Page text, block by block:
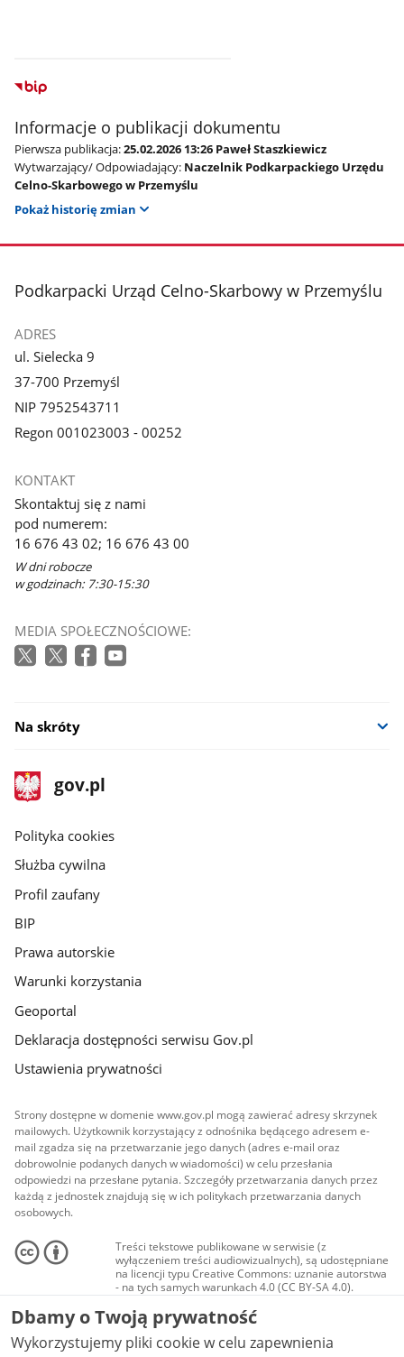
Informacje o publikacji dokumentu
Pierwsza publikacja:25.02.2026 13:26 Paweł Staszkiewicz
Wytwarzający/ Odpowiadający: Naczelnik Podkarpackiego Urzędu
Celno-Skarbowego w Przemyślu
Pokaż historię zmian
stopka
Podkarpacki Urząd Celno-Skarbowy w Przemyślu
ADRES
ul. Sielecka 9
37-700 Przemyśl
NIP 7952543711
Regon 001023003 - 00252
KONTAKT
Skontaktuj się z nami
pod numerem:
16 676 43 02; 16 676 43 00
W dni robocze
w godzinach: 7:30-15:30
MEDIA SPOŁECZNOŚCIOWE:
Na skróty
stopka
gov.pl
Strona
gov.pl
gov.pl
Polityka cookies
Służba cywilna
Profil zaufany
BIP
Prawa autorskie
Warunki korzystania
Geoportal
Deklaracja dostępności serwisu Gov.pl
Ustawienia prywatności
Strony dostępne w domenie www.gov.pl mogą zawierać adresy skrzynek
mailowych. Użytkownik korzystający z odnośnika będącego adresem e-
mail zgadza się na przetwarzanie jego danych (adres e-mail oraz
dobrowolnie podanych danych w wiadomości) w celu przesłania
odpowiedzi na przesłane pytania. Szczegóły przetwarzania danych przez
każdą z jednostek znajdują się w ich politykach przetwarzania danych
osobowych.
Treści tekstowe publikowane w serwisie (z
wyłączeniem treści audiowizualnych), są udostępniane
na licencji typu Creative Commons: uznanie autorstwa
- na tych samych warunkach 4.0 (CC BY-SA 4.0).
Materiały audiowizualne, w tym zdjęcia, materiały
audio i wideo, są udostępniane na licencji typu
Creative Commons: uznanie autorstwa użycie
niekomercyjne - bez utworów zależnych 4.0 (CC BY-
Dbamy o Twoją prywatność
Wykorzystujemy pliki cookie w celu zapewnienia